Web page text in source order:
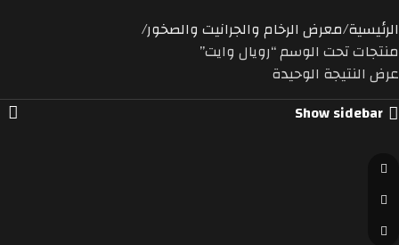
الرئيسية معرض الرخام والجرانيت والصخور
منتجات تحت الوسم “رويال وايت”
عرض النتيجة الوحيدة
Show sidebar